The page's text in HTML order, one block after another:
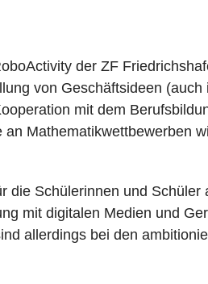
der ZF
von Geschäftsideen (auch
mit dem
Mathematikwettbewerben
die Schülerinnen und Schüler
mit digitalen Medien und
allerdings bei den